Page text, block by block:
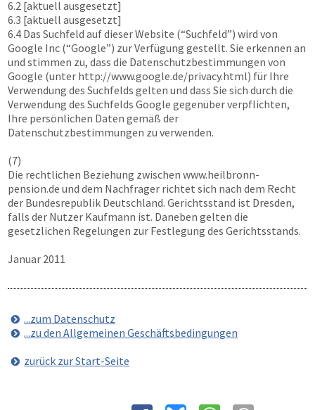
6.2 [aktuell ausgesetzt]
6.3 [aktuell ausgesetzt]
6.4 Das Suchfeld auf dieser Website (“Suchfeld”) wird von
Google Inc (“Google”) zur Verfügung gestellt. Sie erkennen an
und stimmen zu, dass die Datenschutzbestimmungen von
Google (unter http://www.google.de/privacy.html) für Ihre
Verwendung des Suchfelds gelten und dass Sie sich durch die
Verwendung des Suchfelds Google gegenüber verpflichten,
Ihre persönlichen Daten gemäß der
Datenschutzbestimmungen zu verwenden.
(7)
Die rechtlichen Beziehung zwischen www.heilbronn-
pension.de und dem Nachfrager richtet sich nach dem Recht
der Bundesrepublik Deutschland. Gerichtsstand ist Dresden,
falls der Nutzer Kaufmann ist. Daneben gelten die
gesetzlichen Regelungen zur Festlegung des Gerichtsstands.
Januar 2011
...zum Datenschutz
...zu den Allgemeinen Geschäftsbedingungen
zurück zur Start-Seite